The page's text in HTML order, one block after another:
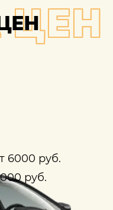
ЦЕН
6000 руб.
руб.